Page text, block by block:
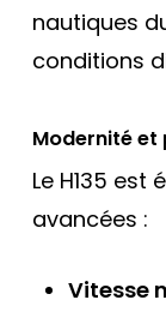
nautiques
conditions
Modernité
Le H135
avancées :
Vitesse